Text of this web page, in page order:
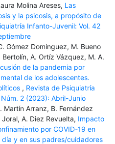
Molina Areses, Las
y la psicosis, a propósito de
Infanto-Juvenil: Vol. 42
Gómez Domínguez, M. Bueno
A. Ortíz Vázquez, M. A.
de la pandemia por
de los adolescentes.
, Revista de Psiquiatría
2 (2023): Abril-Junio
Martín Arranz, B. Fernández
A. Diez Revuelta, Impacto
por COVID-19 en
y en sus padres/cuidadores